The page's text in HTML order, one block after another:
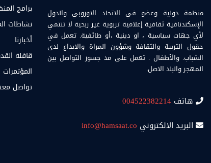
منظمة دولية وعضو في الاتحاد الاوروبي والدول
الإسكندنافية ثقافية إعلامية تربوية غير ربحية لا تنتمي
لأي جهات سياسية ، او دينية ،أو طائفية. تعمل في
حقول التربية والثقافة وشؤون المراة والابداع لدى
الشباب. والأطفال . تعمل على مد جسور التواصل بين
المهجر والبلد الاصل.
هاتف 004522382214
البريد الالكتروني info@hamsaat.co
برامج
نشاطات
أخبارنا
قافلة
المؤتمرات
تواصل